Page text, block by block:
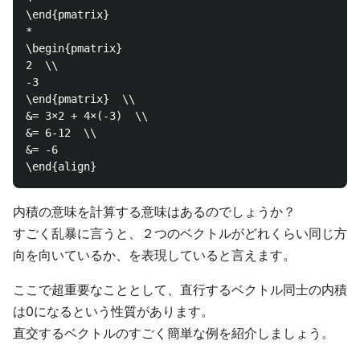
\end{pmatrix}
*
\begin{pmatrix}
2  \\
-3
\end{pmatrix}  \\
&= 3×2 + 4×(-3)  \\
&= 6-12  \\
&= -6
内積の意味を計算する意味はあるのでしょうか？
すごく乱暴に言うと、２つのベクトルがどれくらい同じ方
向を向いているか、を表現していると言えます。
ここで超重要なこととして、直行するベクトル同士の内積
は0になるという性質があります。
直交するベクトルのすごく簡単な例を紹介しましょう。